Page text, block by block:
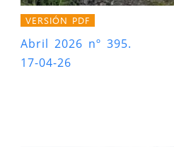
VERSIÓN PDF
Abril 2026 nº 395.
17-04-26